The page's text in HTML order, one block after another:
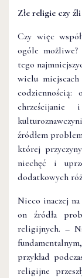
Złe religie czy
Czy więc
ogóle
tego
wielu
chrześcijanie
źródłem
której
niechęć i
dodatkowych
Nieco inaczej
on źródła
religijnych. –
przykład
religijne